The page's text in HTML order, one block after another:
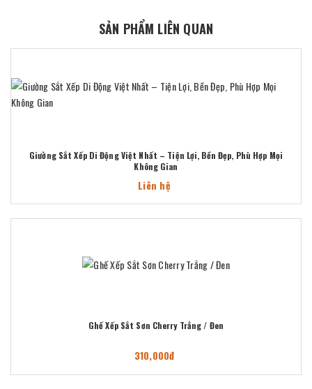
SẢN PHẨM LIÊN QUAN
Giường Sắt Xếp Di Động Việt Nhất – Tiện Lợi, Bền Đẹp, Phù Hợp Mọi
Không Gian
Liên hệ
Ghế Xếp Sắt Sơn Cherry Trắng / Đen
310,000đ